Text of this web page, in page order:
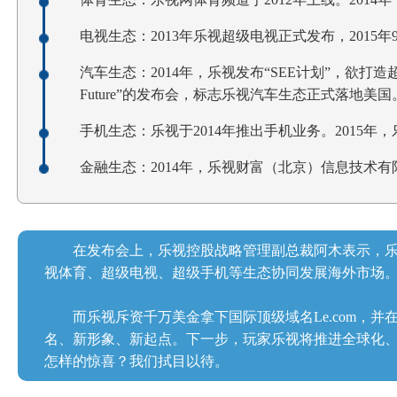
电视生态：2013年乐视超级电视正式发布，2015
汽车生态：2014年，乐视发布“SEE计划”，欲打
Future”的发布会，标志乐视汽车生态正式落地美国
手机生态：乐视于2014年推出手机业务。2015年
金融生态：2014年，乐视财富（北京）信息技术
在发布会上，乐视控股战略管理副总裁阿木表示，
视体育、超级电视、超级手机等生态协同发展海外市场
而乐视斥资千万美金拿下国际顶级域名Le.com，并
名、新形象、新起点。下一步，玩家乐视将推进全球化
怎样的惊喜？我们拭目以待。